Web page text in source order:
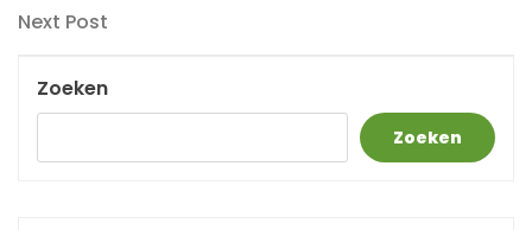
Next
Next Post
Zoeken
Zoeken